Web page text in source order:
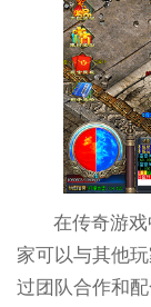
在传奇游
家可以与其他
过团队合作和